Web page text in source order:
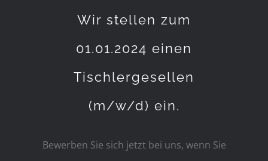
Wir stellen zum
01.01.2024 einen
Tischlergesellen
(m/w/d) ein.
Bewerben Sie sich jetzt bei uns, wenn Sie